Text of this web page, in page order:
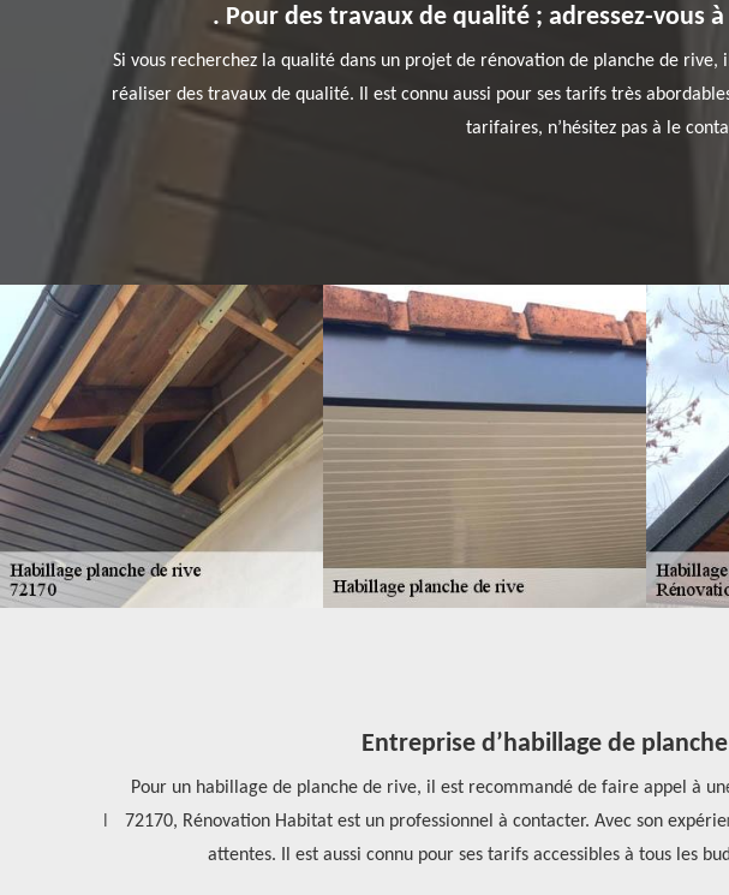
. Pour des travaux de qualité ; adressez-vous
Si vous recherchez la qualité dans un projet de rénovation de planche de
réaliser des travaux de qualité. Il est connu aussi pour ses tarifs très
tarifaires, n’hésitez pas à le
Entreprise d’habillage de
Pour un habillage de planche de rive, il est recommandé de faire appel à
72170, Rénovation Habitat est un professionnel à contacter. Avec son
attentes. Il est aussi connu pour ses tarifs accessibles à tous les